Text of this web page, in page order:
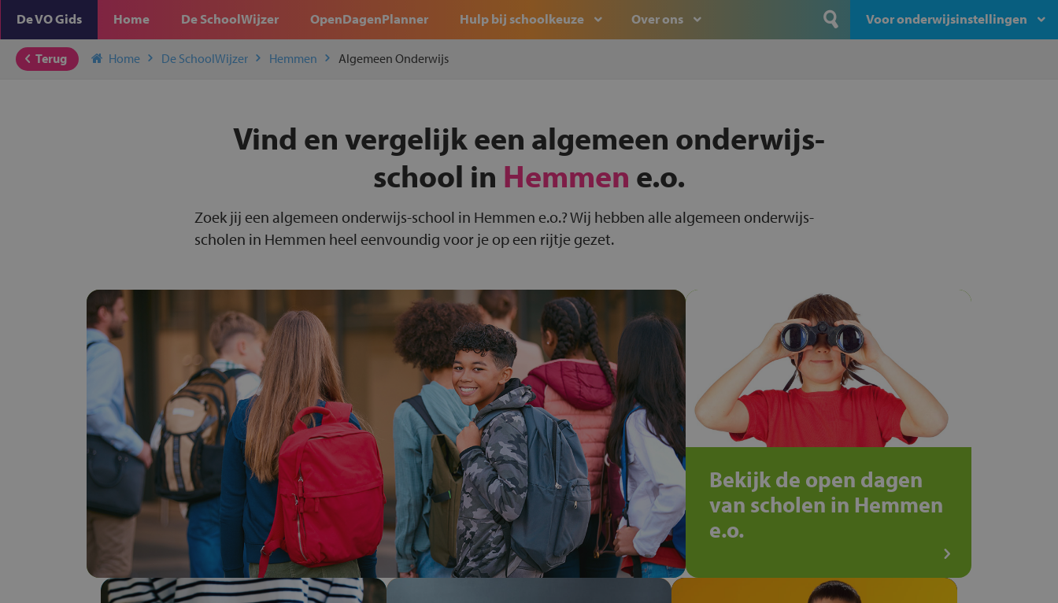
De VO Gids Home De SchoolWijzer OpenDagenPlanner Hulp bij schoolkeuze Over ons Voor onderwijsinstellingen
Terug Home De SchoolWijzer Hemmen Algemeen Onderwijs
Vind en vergelijk een algemeen onderwijs-
school in Hemmen e.o.
Zoek jij een algemeen onderwijs-school in Hemmen e.o.? Wij hebben alle algemeen onderwijs-
scholen in Hemmen heel eenvoundig voor je op een rijtje gezet.
Bekijk de open dagen
van scholen in Hemmen
e.o.